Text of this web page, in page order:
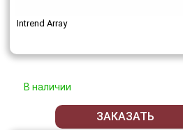
Intrend Array
В наличии
ЗАКАЗАТЬ